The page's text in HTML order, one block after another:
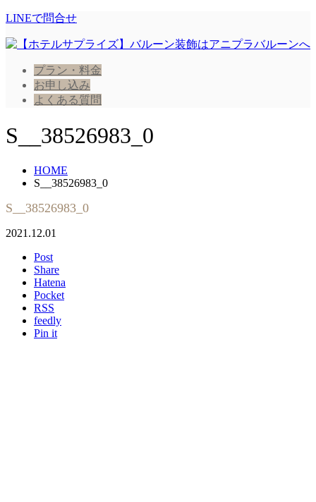
LINEで問合せ
プラン・料金
お申し込み
よくある質問
S__38526983_0
HOME
S__38526983_0
S__38526983_0
2021.12.01
Post
Share
Hatena
Pocket
RSS
feedly
Pin it